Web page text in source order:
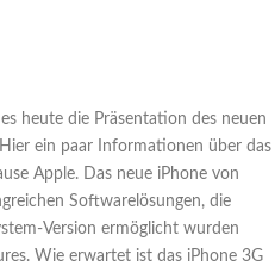
heute die Präsentation des neuen
ein paar Informationen über das
Apple. Das neue iPhone von
Softwarelösungen, die
Version ermöglicht wurden
Wie erwartet ist das iPhone 3G